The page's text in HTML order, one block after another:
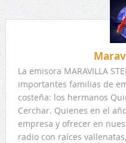
La emisora MARAVILLA
importantes familias de
costeña: los hermanos
Cerchar. Quienes en el
empresa y ofrecer en
radio con raíces